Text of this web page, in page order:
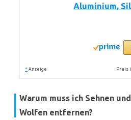
Aluminium,
* Anzeige Preis
Warum muss ich Sehnen
Wolfen entfernen?